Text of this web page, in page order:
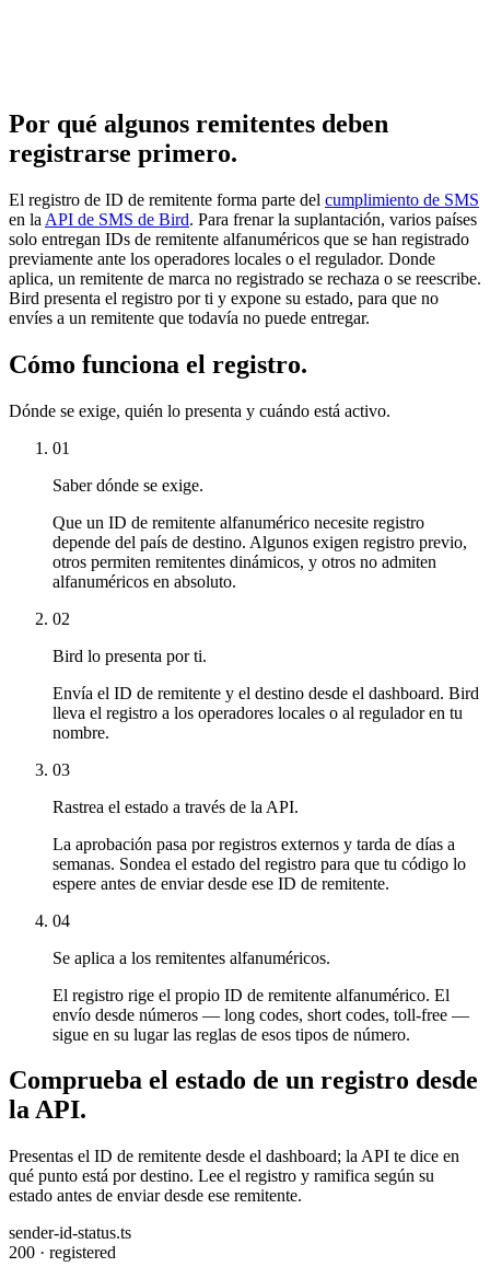
Por qué algunos remitentes deben
registrarse primero.
El registro de ID de remitente forma parte del cumplimiento de SMS
en la API de SMS de Bird. Para frenar la suplantación, varios países
solo entregan IDs de remitente alfanuméricos que se han registrado
previamente ante los operadores locales o el regulador. Donde
aplica, un remitente de marca no registrado se rechaza o se reescribe.
Bird presenta el registro por ti y expone su estado, para que no
envíes a un remitente que todavía no puede entregar.
Cómo funciona el registro.
Dónde se exige, quién lo presenta y cuándo está activo.
01
Saber dónde se exige.
Que un ID de remitente alfanumérico necesite registro
depende del país de destino. Algunos exigen registro previo,
otros permiten remitentes dinámicos, y otros no admiten
alfanuméricos en absoluto.
02
Bird lo presenta por ti.
Envía el ID de remitente y el destino desde el dashboard. Bird
lleva el registro a los operadores locales o al regulador en tu
nombre.
03
Rastrea el estado a través de la API.
La aprobación pasa por registros externos y tarda de días a
semanas. Sondea el estado del registro para que tu código lo
espere antes de enviar desde ese ID de remitente.
04
Se aplica a los remitentes alfanuméricos.
El registro rige el propio ID de remitente alfanumérico. El
envío desde números — long codes, short codes, toll-free —
sigue en su lugar las reglas de esos tipos de número.
Comprueba el estado de un registro desde
la API.
Presentas el ID de remitente desde el dashboard; la API te dice en
qué punto está por destino. Lee el registro y ramifica según su
estado antes de enviar desde ese remitente.
sender-id-status.ts
200 · registered